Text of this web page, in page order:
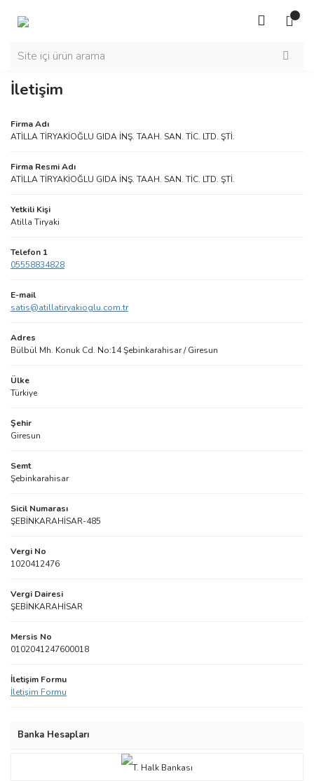
İletişim
Firma Adı
ATİLLA TİRYAKİOĞLU GIDA İNŞ. TAAH. SAN. TİC. LTD. ŞTİ.
Firma Resmi Adı
ATİLLA TİRYAKİOĞLU GIDA İNŞ. TAAH. SAN. TİC. LTD. ŞTİ.
Yetkili Kişi
Atilla Tiryaki
Telefon 1
05558834828
E-mail
satis@atillatiryakioglu.com.tr
Adres
Bülbül Mh. Konuk Cd. No:14 Şebinkarahisar / Giresun
Ülke
Türkiye
Şehir
Giresun
Semt
Şebinkarahisar
Sicil Numarası
ŞEBİNKARAHİSAR-485
Vergi No
1020412476
Vergi Dairesi
ŞEBİNKARAHİSAR
Mersis No
0102041247600018
İletişim Formu
İletişim Formu
Banka Hesapları